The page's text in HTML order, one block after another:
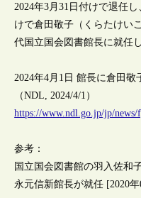
2024年3月31日付けで退任
けで倉田敬子（くらたけい
代国立国会図書館長に就任
2024年4月1日 館長に倉田敬
（NDL, 2024/4/1）
https://www.ndl.go.jp/jp/news/
参考：
国立国会図書館の羽入佐和
永元信新館長が就任 [2020年